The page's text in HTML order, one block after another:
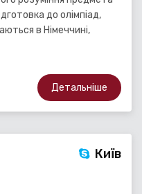
до олімпіад,
в Німеччині,
Детальніше
Київ